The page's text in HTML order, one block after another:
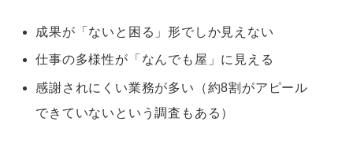
成果が「ないと困る」形でしか見えない
仕事の多様性が「なんでも屋」に見える
感謝されにくい業務が多い（約8割がアピール
できていないという調査もある）